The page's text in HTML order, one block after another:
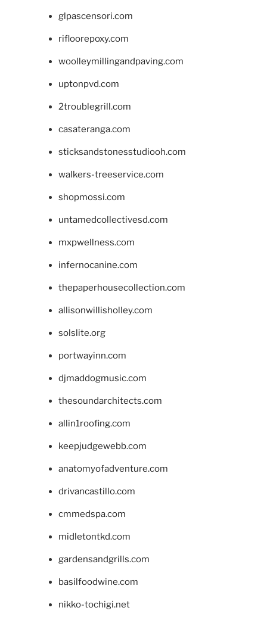
glpascensori.com
rifloorepoxy.com
woolleymillingandpaving.com
uptonpvd.com
2troublegrill.com
casateranga.com
sticksandstonesstudiooh.com
walkers-treeservice.com
shopmossi.com
untamedcollectivesd.com
mxpwellness.com
infernocanine.com
thepaperhousecollection.com
allisonwillisholley.com
solslite.org
portwayinn.com
djmaddogmusic.com
thesoundarchitects.com
allin1roofing.com
keepjudgewebb.com
anatomyofadventure.com
drivancastillo.com
cmmedspa.com
midletontkd.com
gardensandgrills.com
basilfoodwine.com
nikko-tochigi.net